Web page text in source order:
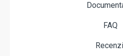
FAQ